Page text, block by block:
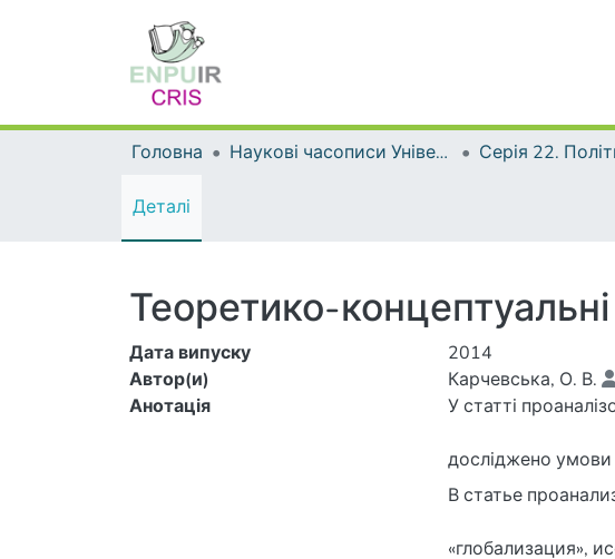
Головна Наукові часописи Університету
Деталі
Теоретико-
Дата випуску
2014
Автор(и)
Карчевська, О. В.
Анотація